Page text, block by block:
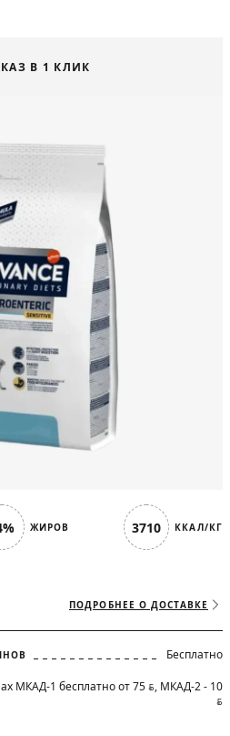
ЖИРОВ 3710 ККАЛ/КГ
ПОДРОБНЕЕ О ДОСТАВКЕ
Бесплатно
МКАД-1 бесплатно от 75 BYN, МКАД-2 - 10
BYN
В 1 КЛИК